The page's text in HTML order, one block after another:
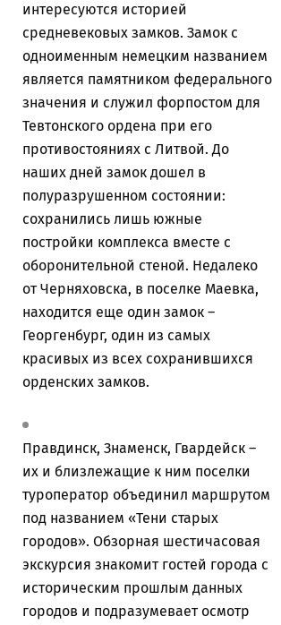
интересуются историей
средневековых замков. Замок с
одноименным немецким названием
является памятником федерального
значения и служил форпостом для
Тевтонского ордена при его
противостояниях с Литвой. До
наших дней замок дошел в
полуразрушенном состоянии:
сохранились лишь южные
постройки комплекса вместе с
оборонительной стеной. Недалеко
от Черняховска, в поселке Маевка,
находится еще один замок –
Георгенбург, один из самых
красивых из всех сохранившихся
орденских замков.
Правдинск, Знаменск, Гвардейск –
их и близлежащие к ним поселки
туроператор объединил маршрутом
под названием «Тени старых
городов». Обзорная шестичасовая
экскурсия знакомит гостей города с
историческим прошлым данных
городов и подразумевает осмотр